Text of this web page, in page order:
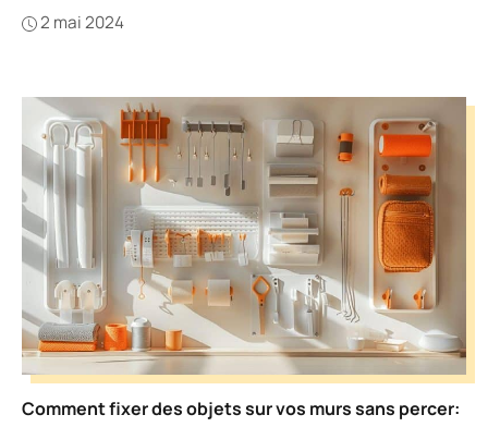
2 mai 2024
Comment fixer des objets sur vos murs sans percer: